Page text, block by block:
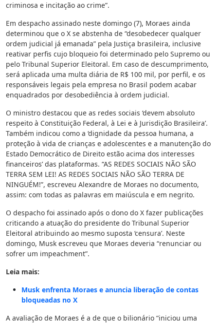
criminosa e incitação ao crime”.
Em despacho assinado neste domingo (7), Moraes ainda
determinou que o X se abstenha de “desobedecer qualquer
ordem judicial já emanada” pela Justiça brasileira, inclusive
reativar perfis cujo bloqueio foi determinado pelo Supremo ou
pelo Tribunal Superior Eleitoral. Em caso de descumprimento,
será aplicada uma multa diária de R$ 100 mil, por perfil, e os
responsáveis legais pela empresa no Brasil podem acabar
enquadrados por desobediência à ordem judicial.
O ministro destacou que as redes sociais ‘devem absoluto
respeito à Constituição Federal, à Lei e à Jurisdição Brasileira’.
Também indicou como a ‘dignidade da pessoa humana, a
proteção à vida de crianças e adolescentes e a manutenção do
Estado Democrático de Direito estão acima dos interesses
financeiros’ das plataformas. “AS REDES SOCIAIS NÃO SÃO
TERRA SEM LEI! AS REDES SOCIAIS NÃO SÃO TERRA DE
NINGUÉM!”, escreveu Alexandre de Moraes no documento,
assim: com todas as palavras em maiúscula e em negrito.
O despacho foi assinado após o dono do X fazer publicações
criticando a atuação do presidente do Tribunal Superior
Eleitoral atribuindo ao mesmo suposta ‘censura’. Neste
domingo, Musk escreveu que Moraes deveria “renunciar ou
sofrer um impeachment”.
Leia mais:
Musk enfrenta Moraes e anuncia liberação de contas
bloqueadas no X
A avaliação de Moraes é a de que o bilionário “iniciou uma